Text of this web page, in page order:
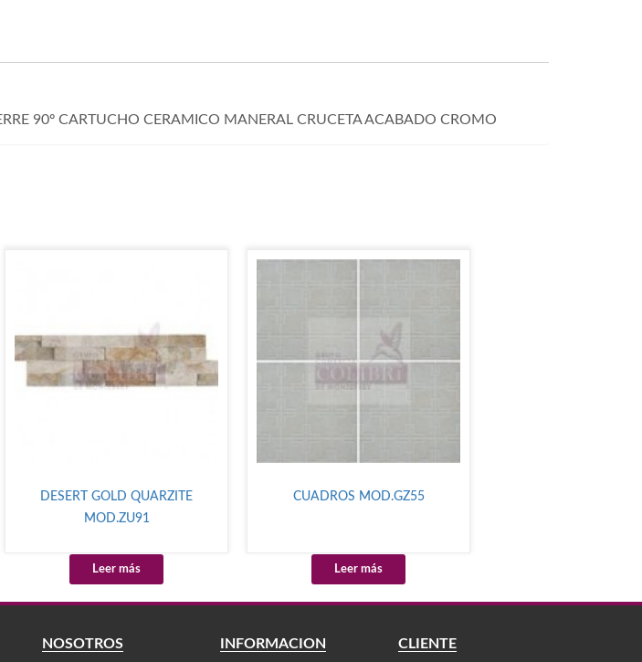
90º CARTUCHO CERAMICO MANERAL CRUCETA ACABADO CROMO
DESERT GOLD QUARZITE
MOD.ZU91
Leer más
CUADROS MOD.GZ55
Leer más
NOSOTROS INFORMACIÓN CLIENTE